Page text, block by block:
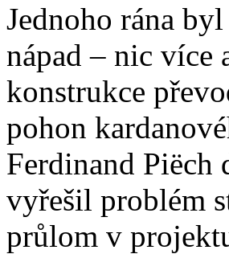
Jednoho rána
nápad – nic více
konstrukce
pohon
Ferdinand Piëch
vyřešil problém
průlom v